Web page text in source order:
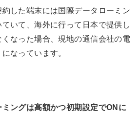
した端末には国際データローミン
いて、海外に行って日本で提供し
なった場合、現地の通信会社の電
なっています。
ングは高額かつ初期設定でONに